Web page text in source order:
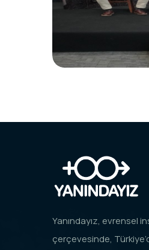
Yanındayız, evrensel
çerçevesinde,